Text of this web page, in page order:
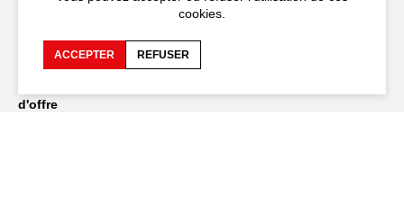
Accessibilité
d'offre
cookies.
ACCEPTER REFUSER